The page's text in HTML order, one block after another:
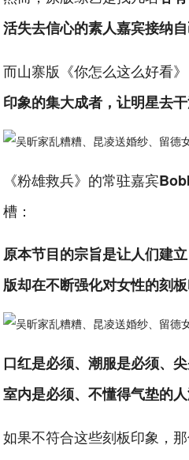
活失去信心的素人嘉宾接纳
而山寨版《你怎么这么好看
印象的集大成者，让明星去
《粉雄救兵》的常驻嘉宾
槽：
原本节目的宗旨是让人们建
版却在不断强化对女性的刻板
口红是必须、潮服是必须、
室内是必须、不懂得气垫的人
如果不符合这些刻板印象，